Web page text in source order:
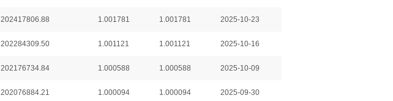
202417806.88 1.001781 1.001781 2025-10-23
202284309.50 1.001121 1.001121 2025-10-16
202176734.84 1.000588 1.000588 2025-10-09
202076884.21 1.000094 1.000094 2025-09-30